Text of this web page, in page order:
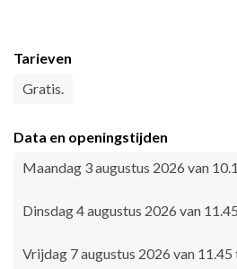
Tarieven
Gratis.
Data en openingstijden
Maandag 3 augustus 2026 van
Dinsdag 4 augustus 2026 van
Vrijdag 7 augustus 2026 van 11.45